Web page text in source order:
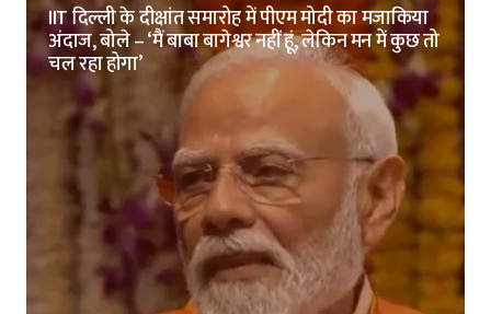
IIT दिल्ली के दीक्षांत समारोह में पीएम मोदी का मजाकिया
अंदाज, बोले – ‘मैं बाबा बागेश्वर नहीं हूं, लेकिन मन में कुछ तो
चल रहा होगा’